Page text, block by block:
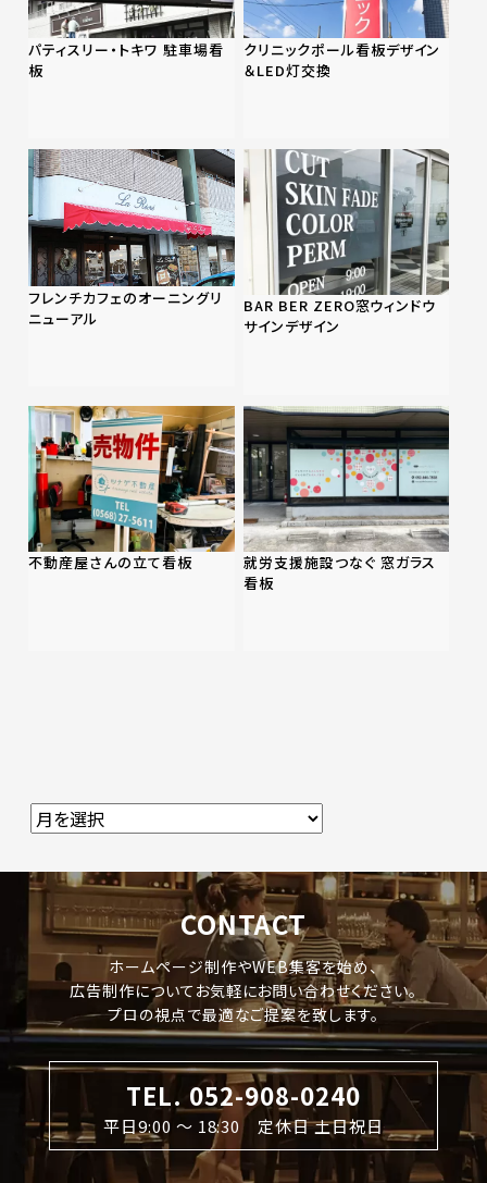
パティスリー・トキワ 駐車場看
板
クリニックポール看板デザイン
＆LED灯交換
フレンチカフェのオーニングリ
ニューアル
BAR BER ZERO窓ウィンドウ
サインデザイン
不動産屋さんの立て看板
就労支援施設つなぐ 窓ガラス
看板
CONTACT
ホームページ制作やWEB集客を始め、
広告制作についてお気軽にお問い合わせください。
プロの視点で最適なご提案を致します。
TEL. 052-908-0240
平日9:00 〜 18:30 定休日 土日祝日